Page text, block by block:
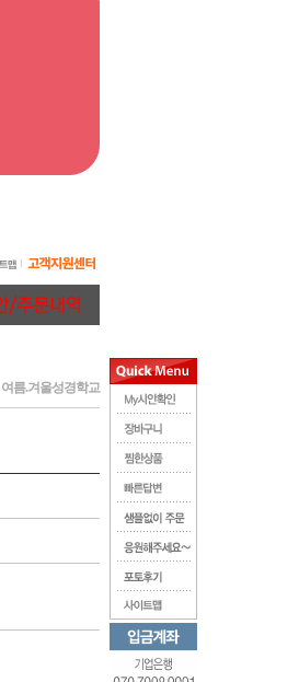
여름.겨울성경학교